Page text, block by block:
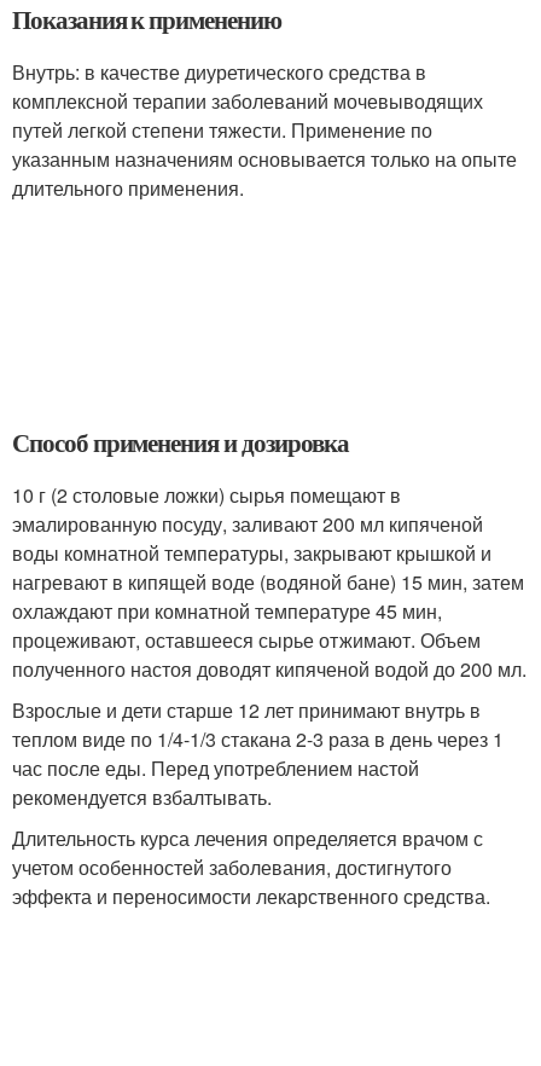
Показания к применению
Внутрь: в качестве диуретического средства в
комплексной терапии заболеваний мочевыводящих
путей легкой степени тяжести. Применение по
указанным назначениям основывается только на опыте
длительного применения.
Способ применения и дозировка
10 г (2 столовые ложки) сырья помещают в
эмалированную посуду, заливают 200 мл кипяченой
воды комнатной температуры, закрывают крышкой и
нагревают в кипящей воде (водяной бане) 15 мин, затем
охлаждают при комнатной температуре 45 мин,
процеживают, оставшееся сырье отжимают. Объем
полученного настоя доводят кипяченой водой до 200 мл.
Взрослые и дети старше 12 лет принимают внутрь в
теплом виде по 1/4-1/3 стакана 2-3 раза в день через 1
час после еды. Перед употреблением настой
рекомендуется взбалтывать.
Длительность курса лечения определяется врачом с
учетом особенностей заболевания, достигнутого
эффекта и переносимости лекарственного средства.